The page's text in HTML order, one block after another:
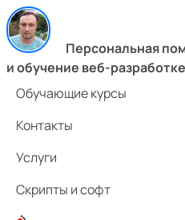
Персональная
и обучение веб-разработке
Обучающие курсы
Контакты
Услуги
Скрипты и софт